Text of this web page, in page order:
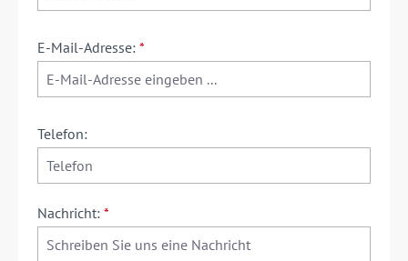
E-Mail-Adresse: *
Telefon:
Nachricht: *